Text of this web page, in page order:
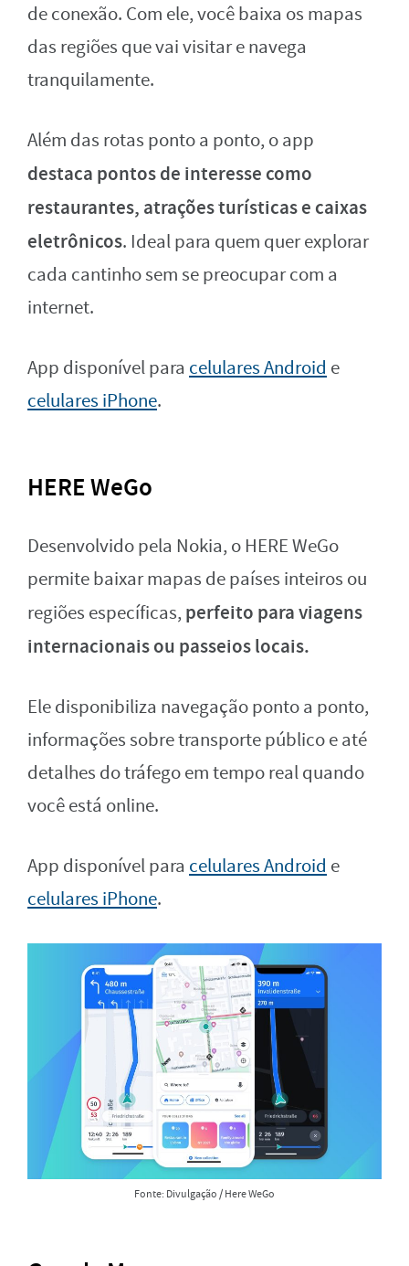
de conexão. Com ele, você baixa os mapas
das regiões que vai visitar e navega
tranquilamente.
Além das rotas ponto a ponto, o app
destaca pontos de interesse como
restaurantes, atrações turísticas e caixas
eletrônicos. Ideal para quem quer explorar
cada cantinho sem se preocupar com a
internet.
App disponível para celulares Android e
celulares iPhone.
HERE WeGo
Desenvolvido pela Nokia, o HERE WeGo
permite baixar mapas de países inteiros ou
regiões específicas, perfeito para viagens
internacionais ou passeios locais.
Ele disponibiliza navegação ponto a ponto,
informações sobre transporte público e até
detalhes do tráfego em tempo real quando
você está online.
App disponível para celulares Android e
celulares iPhone.
Fonte: Divulgação / Here WeGo